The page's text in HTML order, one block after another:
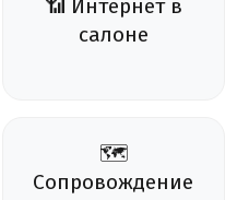
📶 Интернет в
салоне
🗺️
Сопровождение